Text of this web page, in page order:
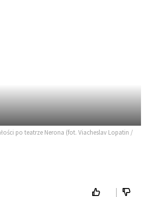
po teatrze Nerona (fot. Viacheslav Lopatin /